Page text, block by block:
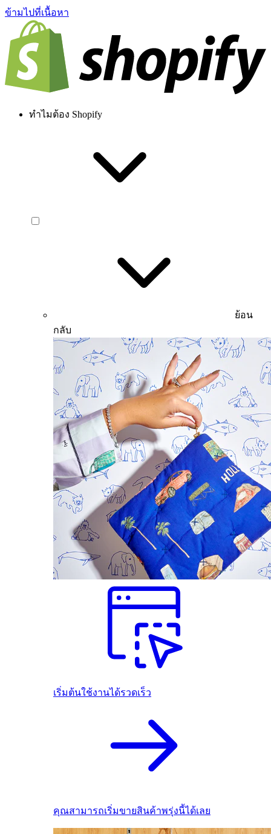
ข้ามไปที่เนื้อหา
ทำไมต้อง Shopify
ย้อน
กลับ
เริ่มต้นใช้งานได้รวดเร็ว
คุณสามารถเริ่มขายสินค้าพรุ่งนี้ได้เลย